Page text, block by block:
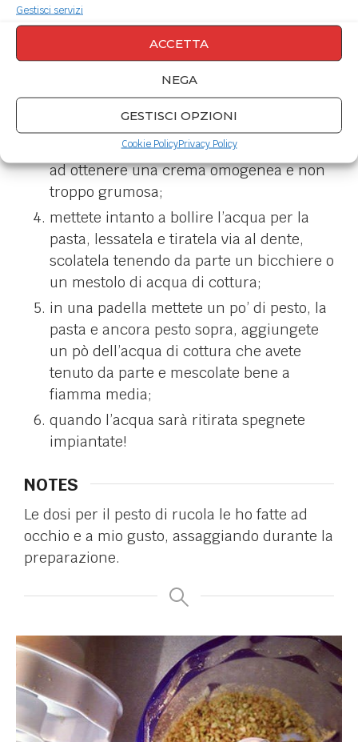
Gestisci servizi
ACCETTA
NEGA
GESTISCI OPZIONI
Cookie PolicyPrivacy Policy
carta assorbente la rucola;
mettete in un mixer (se non lo hai
acquistalo su Amazon) la rucola, l'aglio,
del parmigiano e pecorino, i pistacchi,
un pizzico di sale (e se volete del pepe) e
le foglie di basilico;
iniziate a frullare e aggiungete l'olio fino
ad ottenere una crema omogenea e non
troppo grumosa;
mettete intanto a bollire l’acqua per la
pasta, lessatela e tiratela via al dente,
scolatela tenendo da parte un bicchiere o
un mestolo di acqua di cottura;
in una padella mettete un po’ di pesto, la
pasta e ancora pesto sopra, aggiungete
un pò dell’acqua di cottura che avete
tenuto da parte e mescolate bene a
fiamma media;
quando l’acqua sarà ritirata spegnete
impiantate!
NOTES
Le dosi per il pesto di rucola le ho fatte ad
occhio e a mio gusto, assaggiando durante la
preparazione.